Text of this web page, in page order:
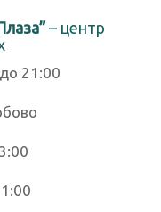
– центр
21:00